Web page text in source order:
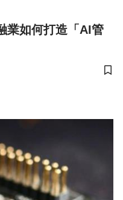
業如何打造「AI管
儲